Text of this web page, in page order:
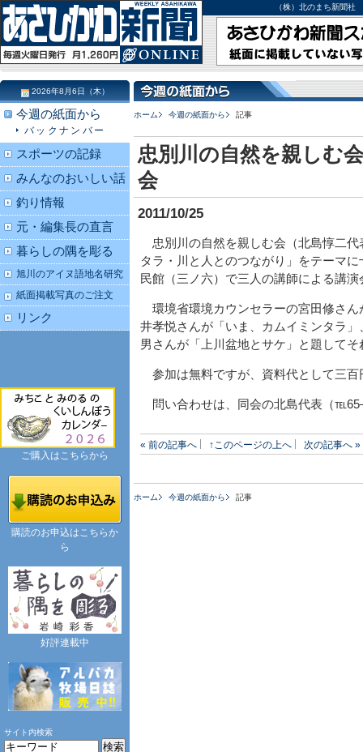
（株）北のまち新聞
ホーム 今週の紙面から 記事
忠別川の自然を親しむ
会
2011/10/25
忠別川の自然を親しむ会（北島惇二
タラ・川と人とのつながり」をテーマ
民館（三ノ六）で三人の講師による講
環境省環境カウンセラーの宮田修さん
井孝悦さんが「いま、カムイミンタラ
男さんが「上川盆地とサケ」と題して
参加は無料ですが、資料代として三百
問い合わせは、同会の北島代表（
« 前の記事へ ↑このページの上へ 次の記事へ »
ホーム 今週の紙面から 記事
2026年8月6日（木）
今週の紙面から
バックナンバー
スポーツの記録
みんなのおいしい話
釣り情報
元・編集長の直言
暮らしの隅を彫る
旭川のアイヌ語地名研究
紙面掲載写真のご注文
リンク
ご購入はこちらから
購読のお申込はこちらか
ら
好評連載中
サイト内検索